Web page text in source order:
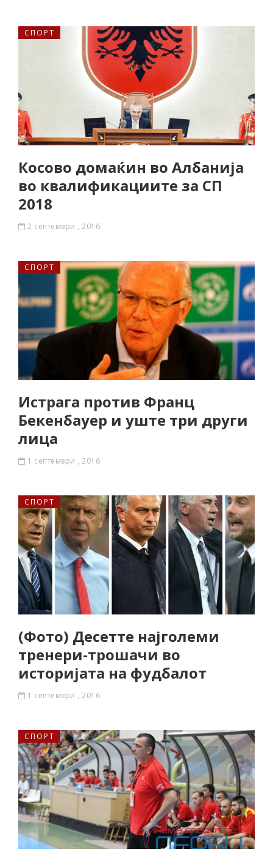
СПОРТ
Косово домаќин во Албанија
во квалификациите за СП
2018
2 септември , 2016
СПОРТ
Истрага против Франц
Бекенбауер и уште три други
лица
1 септември , 2016
СПОРТ
(Фото) Десетте најголеми
тренери-трошачи во
историјата на фудбалот
1 септември , 2016
СПОРТ